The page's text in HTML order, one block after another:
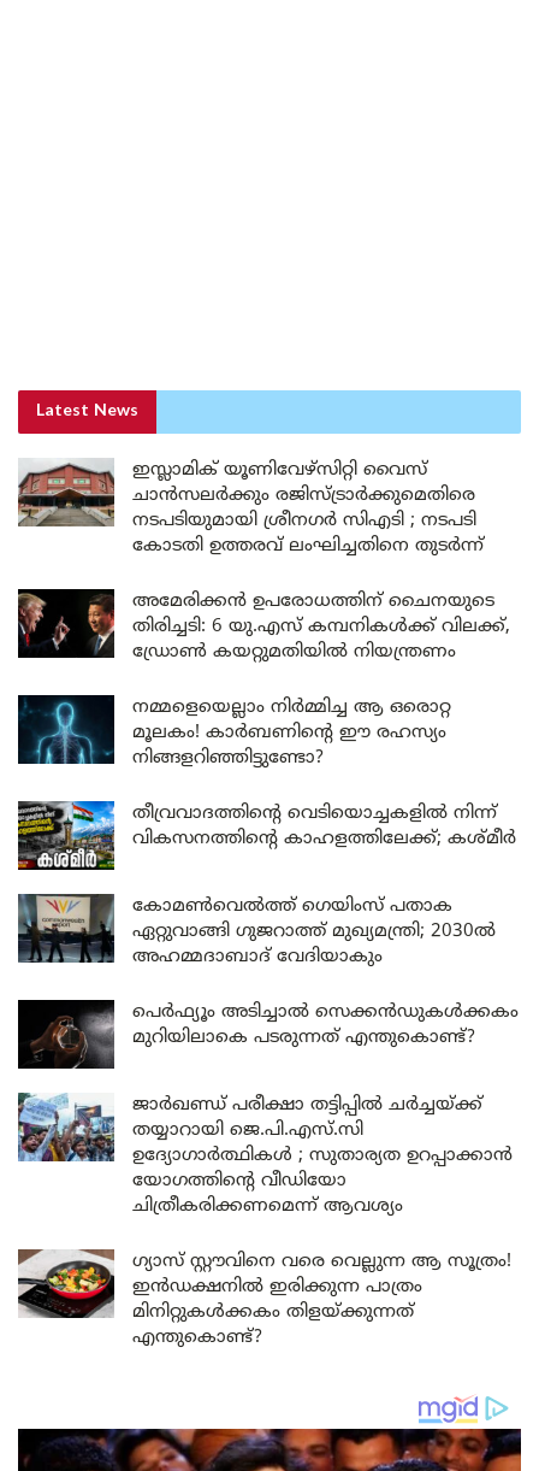
Latest News
ഇസ്ലാമിക് യൂണിവേഴ്സിറ്റി വൈസ്
ചാൻസലർക്കും രജിസ്ട്രാർക്കുമെതിരെ
നടപടിയുമായി ശ്രീനഗർ സിഎടി ; നടപടി
കോടതി ഉത്തരവ് ലംഘിച്ചതിനെ തുടർന്ന്
അമേരിക്കൻ ഉപരോധത്തിന് ചൈനയുടെ
തിരിച്ചടി: 6 യു.എസ് കമ്പനികൾക്ക് വിലക്ക്,
ഡ്രോൺ കയറ്റുമതിയിൽ നിയന്ത്രണം
നമ്മളെയെല്ലാം നിർമ്മിച്ച ആ ഒരൊറ്റ
മൂലകം! കാർബണിന്റെ ഈ രഹസ്യം
നിങ്ങളറിഞ്ഞിട്ടുണ്ടോ?
തീവ്രവാദത്തിന്റെ വെടിയൊച്ചകളിൽ നിന്ന്
വികസനത്തിന്റെ കാഹളത്തിലേക്ക്; കശ്മീർ
കോമൺവെൽത്ത് ഗെയിംസ് പതാക
ഏറ്റുവാങ്ങി ഗുജറാത്ത് മുഖ്യമന്ത്രി; 2030ൽ
അഹമ്മദാബാദ് വേദിയാകും
പെർഫ്യൂം അടിച്ചാൽ സെക്കൻഡുകൾക്കകം
മുറിയിലാകെ പടരുന്നത് എന്തുകൊണ്ട്?
ജാർഖണ്ഡ് പരീക്ഷാ തട്ടിപ്പിൽ ചർച്ചയ്ക്ക്
തയ്യാറായി ജെ.പി.എസ്.സി
ഉദ്യോഗാർത്ഥികൾ ; സുതാര്യത ഉറപ്പാക്കാൻ
യോഗത്തിന്റെ വീഡിയോ
ചിത്രീകരിക്കണമെന്ന് ആവശ്യം
ഗ്യാസ് സ്റ്റൗവിനെ വരെ വെല്ലുന്ന ആ സൂത്രം!
ഇൻഡക്ഷനിൽ ഇരിക്കുന്ന പാത്രം
മിനിറ്റുകൾക്കകം തിളയ്ക്കുന്നത്
എന്തുകൊണ്ട്?